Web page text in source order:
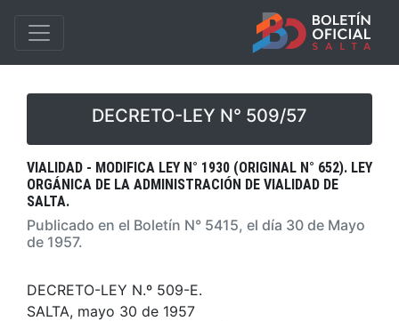
DECRETO-LEY N° 509/57
VIALIDAD - MODIFICA LEY N° 1930 (ORIGINAL N° 652). LEY
ORGÁNICA DE LA ADMINISTRACIÓN DE VIALIDAD DE
SALTA.
Publicado en el Boletín N° 5415, el día 30 de Mayo
de 1957.
DECRETO-LEY N.º 509-E.
SALTA, mayo 30 de 1957